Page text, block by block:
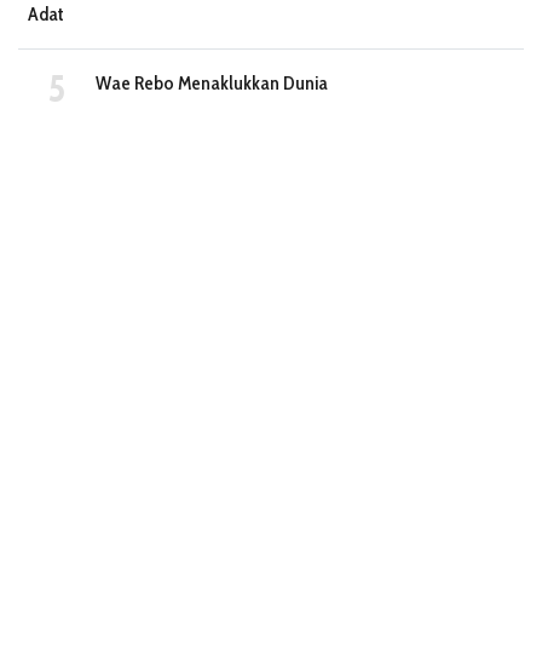
Adat
Wae Rebo Menaklukkan Dunia